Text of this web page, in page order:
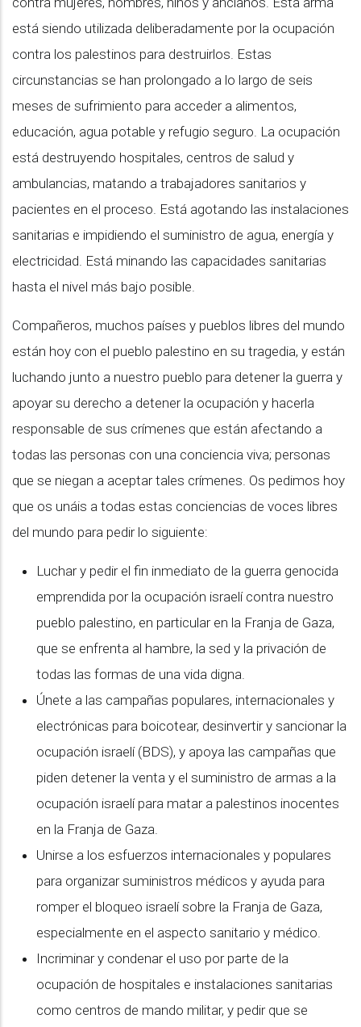
está siendo utilizada deliberadamente por la ocupación
contra los palestinos para destruirlos. Estas
circunstancias se han prolongado a lo largo de seis
meses de sufrimiento para acceder a alimentos,
educación, agua potable y refugio seguro. La ocupación
está destruyendo hospitales, centros de salud y
ambulancias, matando a trabajadores sanitarios y
pacientes en el proceso. Está agotando las instalaciones
sanitarias e impidiendo el suministro de agua, energía y
electricidad. Está minando las capacidades sanitarias
hasta el nivel más bajo posible.
Compañeros, muchos países y pueblos libres del mundo
están hoy con el pueblo palestino en su tragedia, y están
luchando junto a nuestro pueblo para detener la guerra y
apoyar su derecho a detener la ocupación y hacerla
responsable de sus crímenes que están afectando a
todas las personas con una conciencia viva; personas
que se niegan a aceptar tales crímenes. Os pedimos hoy
que os unáis a todas estas conciencias de voces libres
del mundo para pedir lo siguiente:
Luchar y pedir el fin inmediato de la guerra genocida
emprendida por la ocupación israelí contra nuestro
pueblo palestino, en particular en la Franja de Gaza,
que se enfrenta al hambre, la sed y la privación de
todas las formas de una vida digna.
Únete a las campañas populares, internacionales y
electrónicas para boicotear, desinvertir y sancionar la
ocupación israelí (BDS), y apoya las campañas que
piden detener la venta y el suministro de armas a la
ocupación israelí para matar a palestinos inocentes
en la Franja de Gaza.
Unirse a los esfuerzos internacionales y populares
para organizar suministros médicos y ayuda para
romper el bloqueo israelí sobre la Franja de Gaza,
especialmente en el aspecto sanitario y médico.
Incriminar y condenar el uso por parte de la
ocupación de hospitales e instalaciones sanitarias
como centros de mando militar, y pedir que se